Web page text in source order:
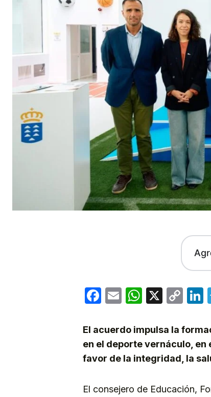
Facebook
Email X
El acuerdo impulsa la
en el deporte vernáculo, en
favor de la integridad, la
El consejero de Educación,